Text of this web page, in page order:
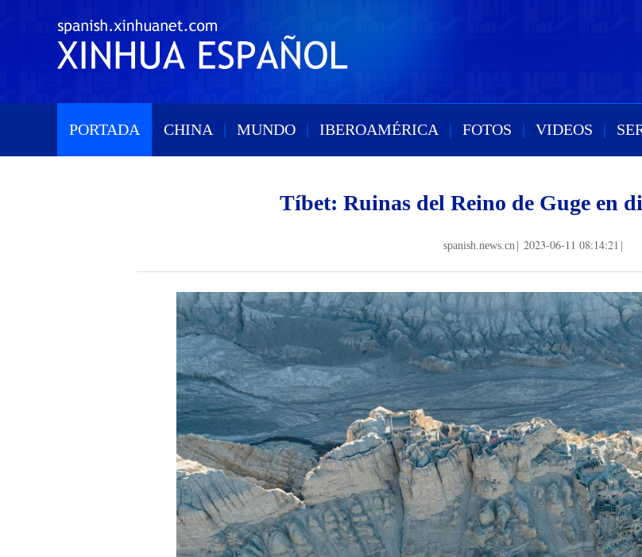
PORTADA | CHINA | MUNDO | IBEROAMÉRICA | FOTOS | VIDEOS |
Tíbet: Ruinas del Reino de Guge en
spanish.news.cn 2023-06-11 08:14:21